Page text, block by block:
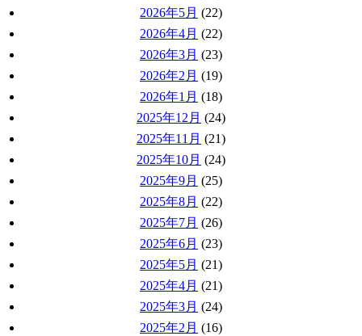
2026年5月 (22)
2026年4月 (22)
2026年3月 (23)
2026年2月 (19)
2026年1月 (18)
2025年12月 (24)
2025年11月 (21)
2025年10月 (24)
2025年9月 (25)
2025年8月 (22)
2025年7月 (26)
2025年6月 (23)
2025年5月 (21)
2025年4月 (21)
2025年3月 (24)
2025年2月 (16)